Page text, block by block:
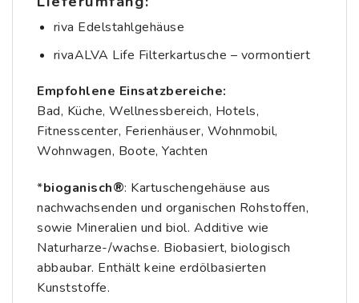
riva Edelstahlgehäuse
rivaALVA Life Filterkartusche – vormontiert
Empfohlene Einsatzbereiche:
Bad, Küche, Wellnessbereich, Hotels,
Fitnesscenter, Ferienhäuser, Wohnmobil,
Wohnwagen, Boote, Yachten
*bioganisch®: Kartuschengehäuse aus
nachwachsenden und organischen Rohstoffen,
sowie Mineralien und biol. Additive wie
Naturharze-/wachse. Biobasiert, biologisch
abbaubar. Enthält keine erdölbasierten
Kunststoffe.